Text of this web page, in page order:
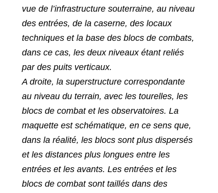
vue de l’infrastructure souterraine, au niveau
des entrées, de la caserne, des locaux
techniques et la base des blocs de combats,
dans ce cas, les deux niveaux étant reliés
par des puits verticaux.
A droite, la superstructure correspondante
au niveau du terrain, avec les tourelles, les
blocs de combat et les observatoires. La
maquette est schématique, en ce sens que,
dans la réalité, les blocs sont plus dispersés
et les distances plus longues entre les
entrées et les avants. Les entrées et les
blocs de combat sont taillés dans des